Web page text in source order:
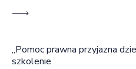
„Pomoc prawna przyjazna
szkolenie